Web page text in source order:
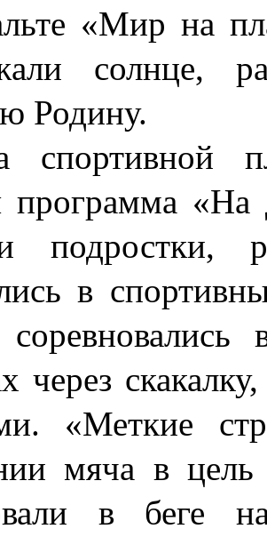
«Мир на
солнце,
Родину.
программа «На
подростки,
в
через
«Меткие
мяча в
в беге